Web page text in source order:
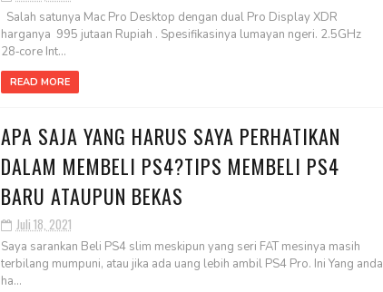
Salah satunya Mac Pro Desktop dengan dual Pro Display XDR
harganya 995 jutaan Rupiah . Spesifikasinya lumayan ngeri. 2.5GHz
28‑core Int...
READ MORE
APA SAJA YANG HARUS SAYA PERHATIKAN
DALAM MEMBELI PS4?TIPS MEMBELI PS4
BARU ATAUPUN BEKAS
Juli 18, 2021
Saya sarankan Beli PS4 slim meskipun yang seri FAT mesinya masih
terbilang mumpuni, atau jika ada uang lebih ambil PS4 Pro. Ini Yang anda
ha...